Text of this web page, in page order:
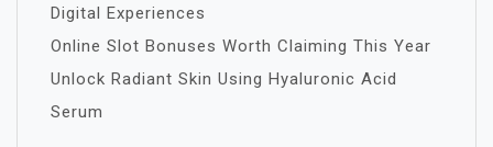
Digital Experiences
Online Slot Bonuses Worth Claiming This Year
Unlock Radiant Skin Using Hyaluronic Acid
Serum